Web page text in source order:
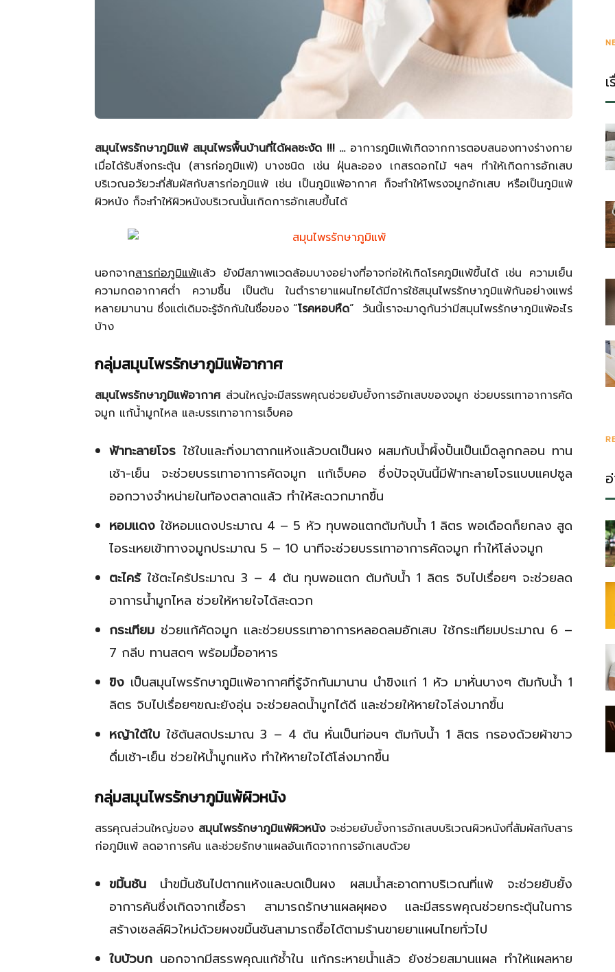
ไร
สบาย(ดอท)คอม
สมุนไพรรักษาภูมิแพ้ สมุนไพรพื้นบ้านที่ได้ผลชะงัด !!! … อาการภูมิแพ้เกิดจากการตอบสนองทางร่างกาย
เมื่อได้รับสิ่งกระตุ้น (สารก่อภูมิแพ้) บางชนิด เช่น ฝุ่นละออง เกสรดอกไม้ ฯลฯ ทำให้เกิดการอักเสบ
บริเวณอวัยวะที่สัมผัสกับสารก่อภูมิแพ้ เช่น เป็นภูมิแพ้อากาศ ก็จะทำให้โพรงจมูกอักเสบ หรือเป็นภูมิแพ้
ผิวหนัง ก็จะทำให้ผิวหนังบริเวณนั้นเกิดการอักเสบขึ้นได้
นอกจากสารก่อภูมิแพ้แล้ว ยังมีสภาพแวดล้อมบางอย่างที่อาจก่อให้เกิดโรคภูมิแพ้ขึ้นได้ เช่น ความเย็น
ความกดอากาศต่ำ ความชื้น เป็นต้น ในตำรายาแผนไทยได้มีการใช้สมุนไพรรักษาภูมิแพ้กันอย่างแพร่
หลายมานาน ซึ่งแต่เดิมจะรู้จักกันในชื่อของ “โรคหอบหืด” วันนี้เราจะมาดูกันว่ามีสมุนไพรรักษาภูมิแพ้อะไร
บ้าง
กลุ่มสมุนไพรรักษาภูมิแพ้อากาศ
สมุนไพรรักษาภูมิแพ้อากาศส่วนใหญ่จะมีสรรพคุณช่วยยับยั้งการอักเสบของจมูก ช่วยบรรเทาอาการคัด
จมูก แก้น้ำมูกไหล และบรรเทาอาการเจ็บคอ
ฟ้าทะลายโจร ใช้ใบและกิ่งมาตากแห้งแล้วบดเป็นผง ผสมกับน้ำผึ้งปั้นเป็นเม็ดลูกกลอน ทาน
เช้า-เย็น จะช่วยบรรเทาอาการคัดจมูก แก้เจ็บคอ ซึ่งปัจจุบันนี้มีฟ้าทะลายโจรแบบแคปซูล
ออกวางจำหน่ายในท้องตลาดแล้ว ทำให้สะดวกมากขึ้น
หอมแดง ใช้หอมแดงประมาณ 4 – 5 หัว ทุบพอแตกต้มกับน้ำ 1 ลิตร พอเดือดก็ยกลง สูด
ไอระเหยเข้าทางจมูกประมาณ 5 – 10 นาทีจะช่วยบรรเทาอาการคัดจมูก ทำให้โล่งจมูก
ตะไคร้ ใช้ตะไคร้ประมาณ 3 – 4 ต้น ทุบพอแตก ต้มกับน้ำ 1 ลิตร จิบไปเรื่อยๆ จะช่วยลด
อาการน้ำมูกไหล ช่วยให้หายใจได้สะดวก
กระเทียม ช่วยแก้คัดจมูก และช่วยบรรเทาอาการหลอดลมอักเสบ ใช้กระเทียมประมาณ 6 –
7 กลีบ ทานสดๆ พร้อมมื้ออาหาร
ขิง เป็นสมุนไพรรักษาภูมิแพ้อากาศที่รู้จักกันมานาน นำขิงแก่ 1 หัว มาหั่นบางๆ ต้มกับน้ำ 1
ลิตร จิบไปเรื่อยๆขณะยังอุ่น จะช่วยลดน้ำมูกได้ดี และช่วยให้หายใจโล่งมากขึ้น
หญ้าใต้ใบ ใช้ต้นสดประมาณ 3 – 4 ต้น หั่นเป็นท่อนๆ ต้มกับน้ำ 1 ลิตร กรองด้วยผ้าขาว
ดื่มเช้า-เย็น ช่วยให้น้ำมูกแห้ง ทำให้หายใจได้โล่งมากขึ้น
กลุ่มสมุนไพรรักษาภูมิแพ้ผิวหนัง
สรรคุณส่วนใหญ่ของ สมุนไพรรักษาภูมิแพ้ผิวหนังจะช่วยยับยั้งการอักเสบบริเวณผิวหนังที่สัมผัสกับสาร
ก่อภูมิแพ้ ลดอาการคัน และช่วยรักษาแผลอันเกิดจากการอักเสบด้วย
ขมิ้นชัน นำขมิ้นชันไปตากแห้งและบดเป็นผง ผสมน้ำสะอาดทาบริเวณที่แพ้ จะช่วยยับยั้ง
อาการคันซึ่งเกิดจากเชื้อรา สามารถรักษาแผลผุผอง และมีสรรพคุณช่วยกระตุ้นในการ
สร้างเซลล์ผิวใหม่ด้วยผงขมิ้นชันสามารถซื้อได้ตามร้านขายยาแผนไทยทั่วไป
ใบบัวบก นอกจากมีสรรพคุณแก้ช้ำใน แก้กระหายน้ำแล้ว ยังช่วยสมานแผล ทำให้แผลหาย